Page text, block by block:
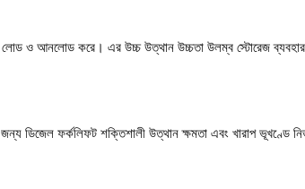
লোড ও আনলোড করে। এর উচ্চ উত্থান উচ্চতা উলম্ব স্টোরেজ
ডিজেল ফর্কলিফট শক্তিশালী উত্থান ক্ষমতা এবং খারাপ ভূখণ্ডে